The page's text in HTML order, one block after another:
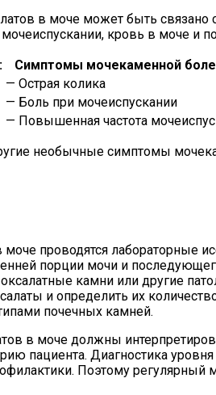
в моче может быть
кровь в моче и
Симптомы мочекаменной
— Острая колика
— Боль при мочеиспускании
— Повышенная частота
необычные симптомы
проводятся лабораторные
порции мочи и
камни или другие
и определить их
почечных камней.
в моче должны
Диагностика
Поэтому